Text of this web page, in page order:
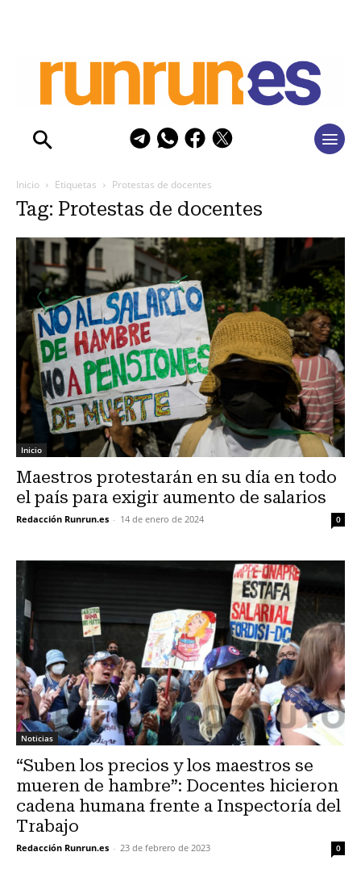
Inicio Etiquetas Protestas de docentes
Tag: Protestas de docentes
Inicio
Maestros protestarán en su día en todo
el país para exigir aumento de salarios
Redacción Runrun.es - 14 de enero de 2024 0
Noticias
“Suben los precios y los maestros se
mueren de hambre”: Docentes hicieron
cadena humana frente a Inspectoría del
Trabajo
Redacción Runrun.es - 23 de febrero de 2023 0